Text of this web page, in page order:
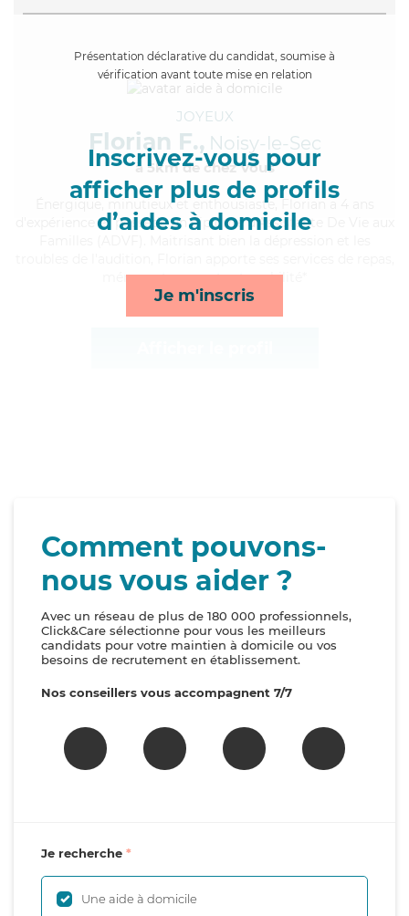
Présentation déclarative du candidat, soumise à
vérification avant toute mise en relation
Inscrivez-vous pour
afficher plus de profils
d’aides à domicile
Je m'inscris
JOYEUX
Florian F., Noisy-le-Sec
à 5km de chez Vous
, minutieux et enthousiaste, Florian a 4 ans
d'expérience et possède un diplôme d'Assistante De Vie aux
ménage, transports et mobilité*
Comment pouvons-
nous vous aider ?
Avec un réseau de plus de 180 000 professionnels,
Click&Care sélectionne pour vous les meilleurs
candidats pour votre maintien à domicile ou vos
besoins de recrutement en établissement.
Nos conseillers vous accompagnent 7/7
Je recherche
Une aide à domicile